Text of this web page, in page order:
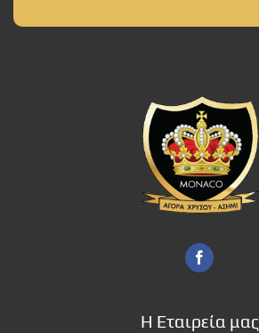
Η Εταιρεία μας